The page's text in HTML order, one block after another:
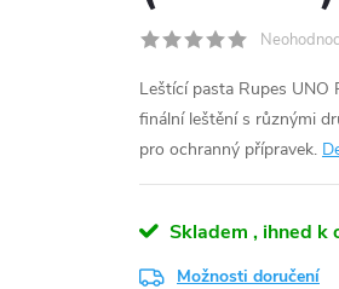
Leštící pasta Rupes UNO
finální leštění s různými
pro ochranný přípravek.
Skladem , ihned k
Možnosti doručení